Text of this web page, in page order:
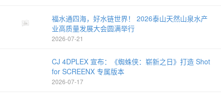
福水通四海，好水链世界！ 2026泰山天然山泉水产
业高质量发展大会圆满举行
2026-07-21
CJ 4DPLEX 宣布：《蜘蛛侠：崭新之日》打造 Shot
for SCREENX 专属版本
2026-07-17